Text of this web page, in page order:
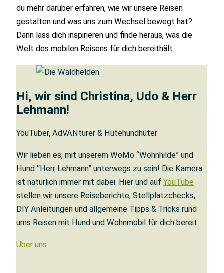
du mehr darüber erfahren, wie wir unsere Reisen
gestalten und was uns zum Wechsel bewegt hat?
Dann lass dich inspirieren und finde heraus, was die
Welt des mobilen Reisens für dich bereithält.
Hi, wir sind Christina, Udo & Herr
Lehmann!
YouTuber, AdVANturer & Hütehundhüter
Wir lieben es, mit unserem WoMo “Wohnhilde” und
Hund “Herr Lehmann” unterwegs zu sein! Die Kamera
ist natürlich immer mit dabei. Hier und aufYouTube
stellen wir unsere Reiseberichte, Stellplatzchecks,
DIY Anleitungen und allgemeine Tipps & Tricks rund
ums Reisen mit Hund und Wohnmobil für dich bereit.
Über uns